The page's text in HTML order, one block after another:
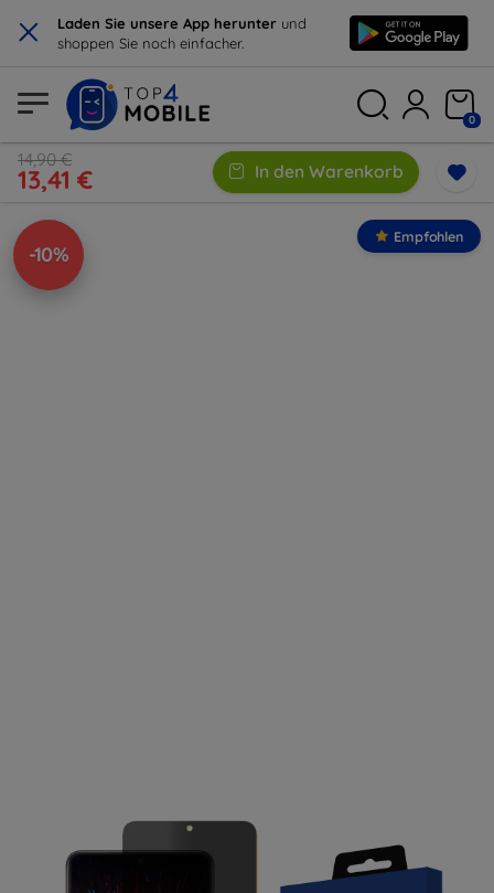
× Laden Sie unsere App herunter und
shoppen Sie noch einfacher.
0
14,90 €
13,41 € In den Warenkorb
-10%
Empfohlen